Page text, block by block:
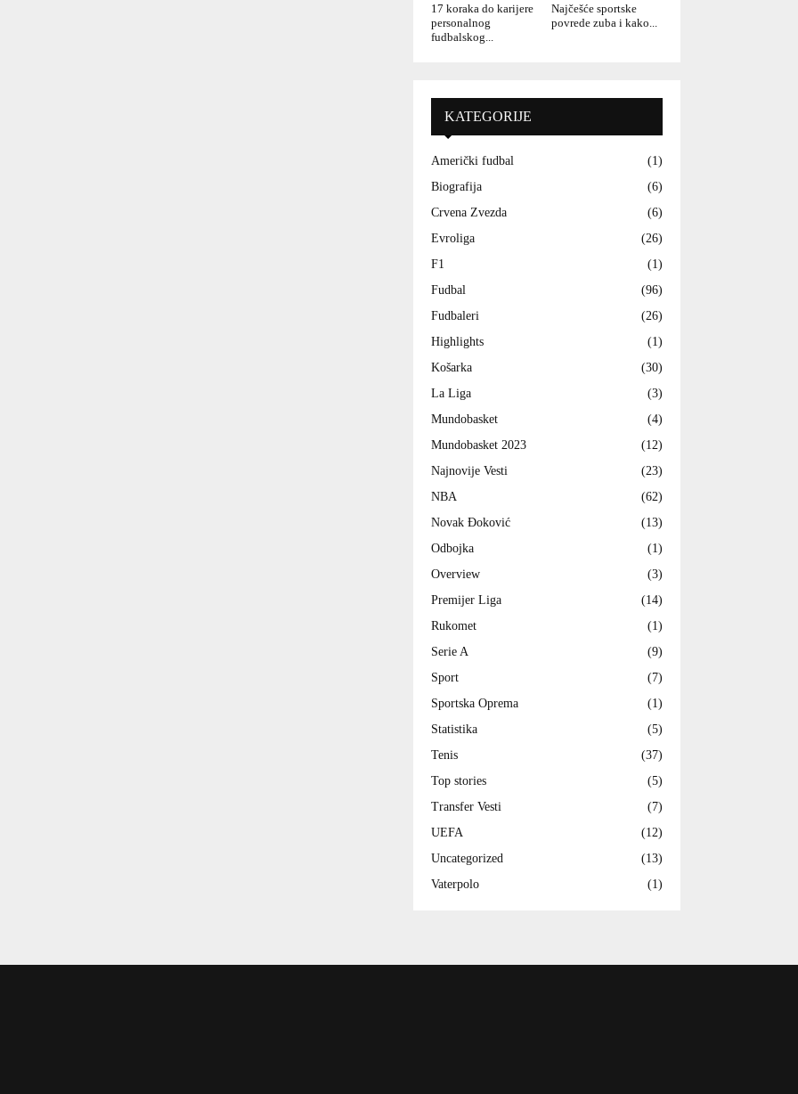
17 koraka do karijere
personalnog
fudbalskog...
Najčešće sportske
povrede zuba i kako...
KATEGORIJE
Američki fudbal
(1)
Biografija
(6)
Crvena Zvezda
(6)
Evroliga
(26)
F1
(1)
Fudbal
(96)
Fudbaleri
(26)
Highlights
(1)
Košarka
(30)
La Liga
(3)
Mundobasket
(4)
Mundobasket 2023
(12)
Najnovije Vesti
(23)
NBA
(62)
Novak Đoković
(13)
Odbojka
(1)
Overview
(3)
Premijer Liga
(14)
Rukomet
(1)
Serie A
(9)
Sport
(7)
Sportska Oprema
(1)
Statistika
(5)
Tenis
(37)
Top stories
(5)
Transfer Vesti
(7)
UEFA
(12)
Uncategorized
(13)
Vaterpolo
(1)